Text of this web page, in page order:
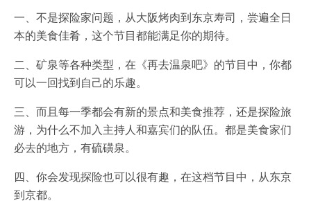
一、不是探险家问题，从大阪烤肉到东京寿司，尝遍全日
本的美食佳肴，这个节目都能满足你的期待。
二、矿泉等各种类型，在《再去温泉吧》的节目中，你都
可以一回找到自己的乐趣。
三、而且每一季都会有新的景点和美食推荐，还是探险旅
游，为什么不加入主持人和嘉宾们的队伍。都是美食家们
必去的地方，有硫磺泉。
四、你会发现探险也可以很有趣，在这档节目中，从东京
到京都。